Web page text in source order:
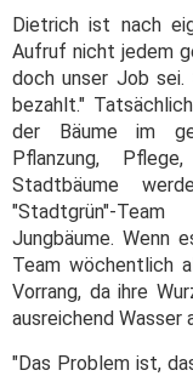
Dietrich ist nach
Aufruf nicht jedem
doch unser Job
bezahlt."
der Bäume im
Pflanzung,
Stadtbäume
"Stadtgrün"-
Jungbäume. Wenn
Team wöchentlich
Vorrang, da ihre
ausreichend Wasser
"Das Problem ist,